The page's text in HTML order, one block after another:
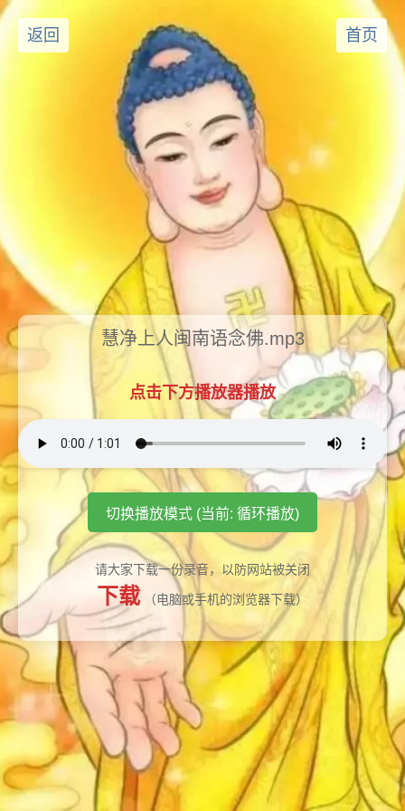
返回 首页
慧净上人闽南语念佛.mp3
点击下方播放器播放
切换播放模式 (当前: 循环播放)
请大家下载一份录音，以防网站被关闭
下载 （电脑或手机的浏览器下载）